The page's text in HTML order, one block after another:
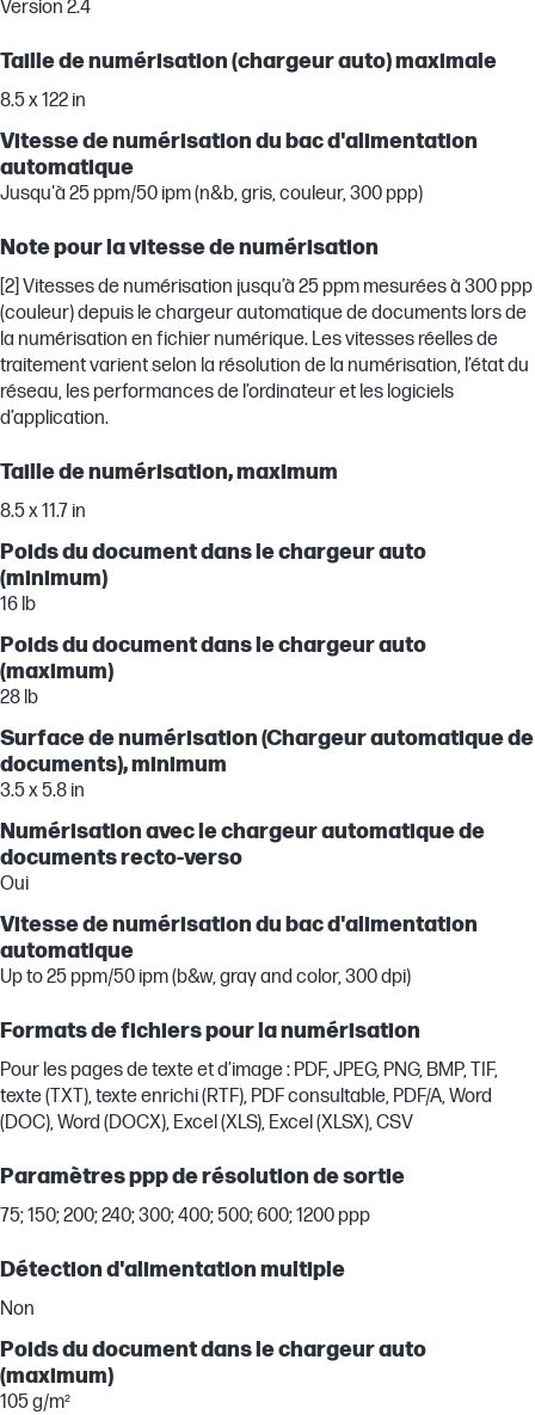
Version 2.4
Taille de numérisation (chargeur auto) maximale
8.5 x 122 in
Vitesse de numérisation du bac d'alimentation
automatique
Jusqu'à 25 ppm/50 ipm (n&b, gris, couleur, 300 ppp)
Note pour la vitesse de numérisation
[2] Vitesses de numérisation jusqu’à 25 ppm mesurées à 300 ppp
(couleur) depuis le chargeur automatique de documents lors de
la numérisation en fichier numérique. Les vitesses réelles de
traitement varient selon la résolution de la numérisation, l’état du
réseau, les performances de l’ordinateur et les logiciels
d’application.
Taille de numérisation, maximum
8.5 x 11.7 in
Poids du document dans le chargeur auto
(minimum)
16 lb
Poids du document dans le chargeur auto
(maximum)
28 lb
Surface de numérisation (Chargeur automatique de
documents), minimum
3.5 x 5.8 in
Numérisation avec le chargeur automatique de
documents recto-verso
Oui
Vitesse de numérisation du bac d'alimentation
automatique
Up to 25 ppm/50 ipm (b&w, gray and color, 300 dpi)
Formats de fichiers pour la numérisation
Pour les pages de texte et d’image : PDF, JPEG, PNG, BMP, TIF,
texte (TXT), texte enrichi (RTF), PDF consultable, PDF/A, Word
(DOC), Word (DOCX), Excel (XLS), Excel (XLSX), CSV
Paramètres ppp de résolution de sortie
75; 150; 200; 240; 300; 400; 500; 600; 1200 ppp
Détection d'alimentation multiple
Non
Poids du document dans le chargeur auto
(maximum)
105 g/m²